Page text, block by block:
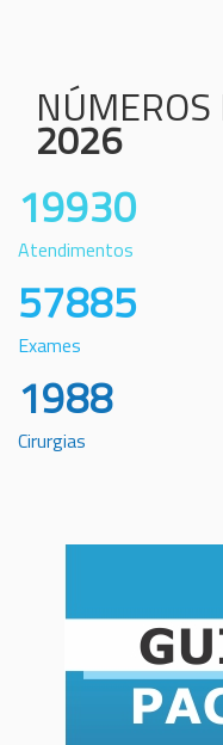
NÚMEROS
2026
19930
Atendimentos
57885
Exames
1988
Cirurgias